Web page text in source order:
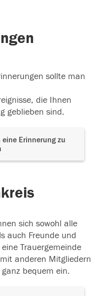
sollte man
die Ihnen
geblieben sind.
Erinnerung zu
sich sowohl alle
auch Freunde und
Trauergemeinde
anderen Mitgliedern
bequem ein.